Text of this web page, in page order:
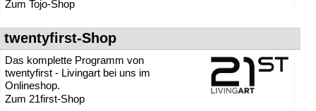
» Sessel
» Sitzhocker
» Sitzsäcke
» Sofas
» Stapelbetten, Stapelliegen
» Stapelstühle
» Stehpulte
Zum Tojo-Shop
twentyfirst-Shop
Das komplette Programm von
twentyfirst - Livingart bei uns im
Onlineshop.
Zum 21first-Shop